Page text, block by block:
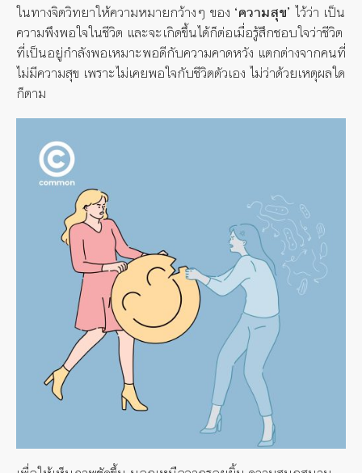
ในทางจิตวิทยาให้ความหมายกว้างๆ ของ ‘ความสุข’ ไว้ว่า เป็น
ความพึงพอใจในชีวิต และจะเกิดขึ้นได้ก็ต่อเมื่อรู้สึกชอบใจว่าชีวิต
ที่เป็นอยู่กำลังพอเหมาะพอดีกับความคาดหวัง แตกต่างจากคนที่
ไม่มีความสุข เพราะไม่เคยพอใจกับชีวิตตัวเอง ไม่ว่าด้วยเหตุผลใด
ก็ตาม